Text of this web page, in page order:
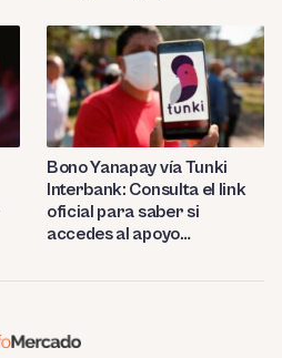
Bono Yanapay vía Tunki
Interbank: Consulta el link
oficial para saber si
accedes al apoyo